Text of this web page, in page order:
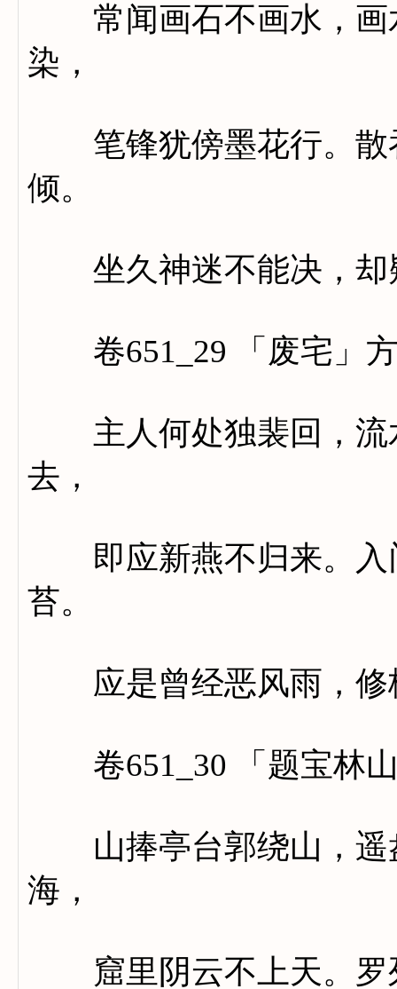
常闻画石不画水，画
染，
笔锋犹傍墨花行。散
倾。
坐久神迷不能决，却
卷651_29 「废宅」
主人何处独裴回，流
去，
即应新燕不归来。入
苔。
应是曾经恶风雨，修
卷651_30 「题宝林山
山捧亭台郭绕山，遥
海，
窟里阴云不上天。罗